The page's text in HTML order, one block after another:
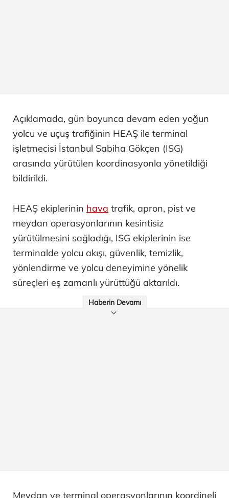
Açıklamada, gün boyunca devam eden yoğun
yolcu ve uçuş trafiğinin HEAŞ ile terminal
işletmecisi İstanbul Sabiha Gökçen (ISG)
arasında yürütülen koordinasyonla yönetildiği
bildirildi.
HEAŞ ekiplerinin hava trafik, apron, pist ve
meydan operasyonlarının kesintisiz
yürütülmesini sağladığı, ISG ekiplerinin ise
terminalde yolcu akışı, güvenlik, temizlik,
yönlendirme ve yolcu deneyimine yönelik
süreçleri eş zamanlı yürüttüğü aktarıldı.
Haberin Devamı
Meydan ve terminal operasyonlarının koordineli